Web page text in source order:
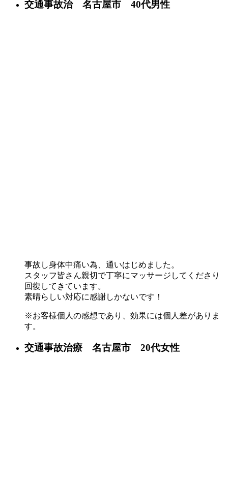
交通事故治 名古屋市 40代男性
事故し身体中痛い為、通いはじめました。
スタッフ皆さん親切で丁寧にマッサージしてくださり
回復してきています。
素晴らしい対応に感謝しかないです！
※お客様個人の感想であり、効果には個人差がありま
す。
交通事故治療 名古屋市 20代女性